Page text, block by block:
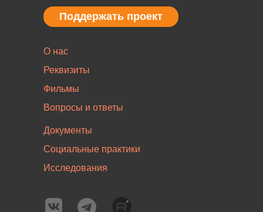
Документы
Социальные практики
Исследования
О нас
Реквизиты
Фильмы
Вопросы и ответы
Поддержать проект
Поддержать проект